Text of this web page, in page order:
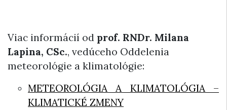
Viac informácií od prof. RNDr. Milana
Lapina, CSc., vedúceho Oddelenia
meteorológie a klimatológie:
METEOROLÓGIA A KLIMATOLÓGIA –
KLIMATICKÉ ZMENY